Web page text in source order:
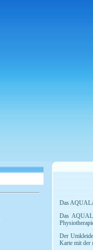
Das
Das
Der
Karte mit der